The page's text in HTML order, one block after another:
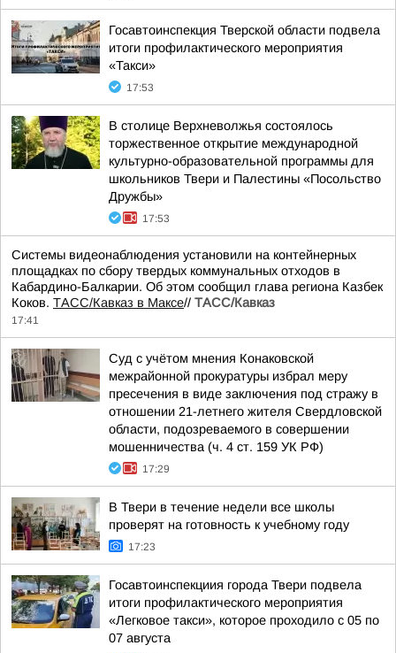
Госавтоинспекция Тверской области подвела
итоги профилактического мероприятия
«Такси»
17:53
В столице Верхневолжья состоялось
торжественное открытие международной
культурно-образовательной программы для
школьников Твери и Палестины «Посольство
Дружбы»
17:53
Системы видеонаблюдения установили на контейнерных
площадках по сбору твердых коммунальных отходов в
Кабардино-Балкарии. Об этом сообщил глава региона Казбек
Коков. ТАСС/Кавказ в Максе// ТАСС/Кавказ
17:41
Суд с учётом мнения Конаковской
межрайонной прокуратуры избрал меру
пресечения в виде заключения под стражу в
отношении 21-летнего жителя Свердловской
области, подозреваемого в совершении
мошенничества (ч. 4 ст. 159 УК РФ)
17:29
В Твери в течение недели все школы
проверят на готовность к учебному году
17:23
Госавтоинспекциия города Твери подвела
итоги профилактического мероприятия
«Легковое такси», которое проходило с 05 по
07 августа